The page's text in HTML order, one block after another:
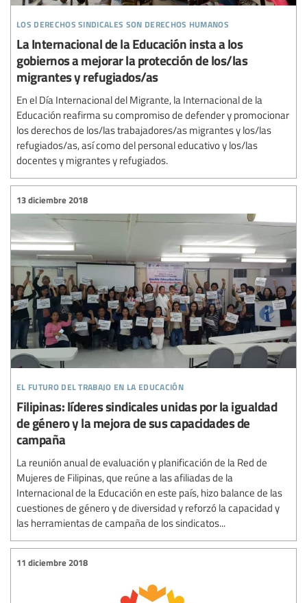
los derechos sindicales son derechos humanos
La Internacional de la Educación insta a los
gobiernos a mejorar la protección de los/las
migrantes y refugiados/as
En el Día Internacional del Migrante, la Internacional de la
Educación reafirma su compromiso de defender y promocionar
los derechos de los/las trabajadores/as migrantes y los/las
refugiados/as, así como del personal educativo y los/las
docentes y migrantes y refugiados.
el futuro del trabajo en la educación
13 diciembre 2018
Filipinas: líderes sindicales unidas por la igualdad
de género y la mejora de sus capacidades de
campaña
La reunión anual de evaluación y planificación de la Red de
Mujeres de Filipinas, que reúne a las afiliadas de la
Internacional de la Educación en este país, hizo balance de las
cuestiones de género y de diversidad y reforzó la capacidad y
las herramientas de campaña de los sindicatos...
11 diciembre 2018